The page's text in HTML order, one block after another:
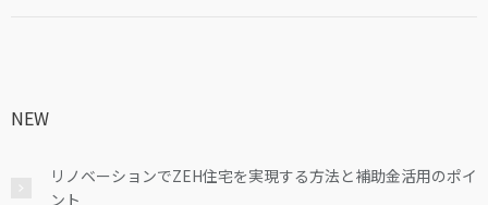
NEW
リノベーションでZEH住宅を実現する方法と補助金活用のポイ
ント